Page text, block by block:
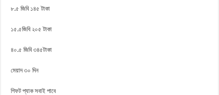
৮.৫ জিবি ১৪৫ টাকা
১৫.৫জিবি ২০৫ টাকা
৪০.৫ জিবি ৩৪৫টাকা
মেয়াদ ৩০ দিন
গিফট প্যাক সবাই পাবে